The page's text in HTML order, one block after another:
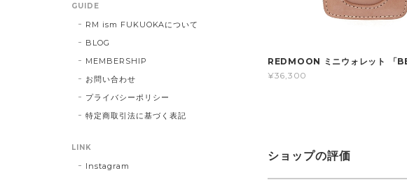
REDMOON ミニウォレット 「
¥36,300
ショップの評価
GUIDE
RM ism FUKUOKAについて
BLOG
MEMBERSHIP
お問い合わせ
プライバシーポリシー
特定商取引法に基づく表記
LINK
Instagram